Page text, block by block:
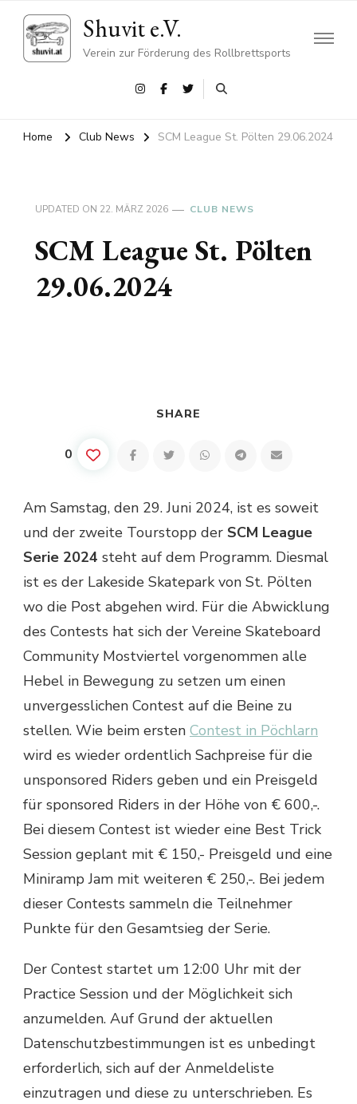
Shuvit e.V.
Verein zur Förderung des Rollbrettsports
Home Club News SCM League St. Pölten 29.06.2024
UPDATED ON 22. MÄRZ 2026 CLUB NEWS
SCM League St. Pölten
29.06.2024
SHARE
0
Am Samstag, den 29. Juni 2024, ist es soweit
und der zweite Tourstopp der SCM League
Serie 2024 steht auf dem Programm. Diesmal
ist es der Lakeside Skatepark von St. Pölten
wo die Post abgehen wird. Für die Abwicklung
des Contests hat sich der Vereine Skateboard
Community Mostviertel vorgenommen alle
Hebel in Bewegung zu setzen um einen
unvergesslichen Contest auf die Beine zu
stellen. Wie beim ersten Contest in Pöchlarn
wird es wieder ordentlich Sachpreise für die
unsponsored Riders geben und ein Preisgeld
für sponsored Riders in der Höhe von € 600,-.
Bei diesem Contest ist wieder eine Best Trick
Session geplant mit € 150,- Preisgeld und eine
Miniramp Jam mit weiteren € 250,-. Bei jedem
dieser Contests sammeln die Teilnehmer
Punkte für den Gesamtsieg der Serie.
Der Contest startet um 12:00 Uhr mit der
Practice Session und der Möglichkeit sich
anzumelden. Auf Grund der aktuellen
Datenschutzbestimmungen ist es unbedingt
erforderlich, sich auf der Anmeldeliste
einzutragen und diese zu unterschrieben. Es